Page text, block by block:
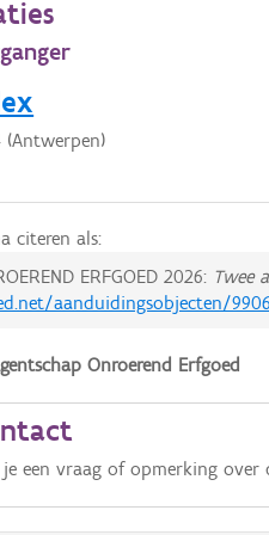
citeren als:
ERFGOED 2026: Twee
aanduidingsobjecten/
Onroerend Erfgoed
je een vraag of opmerking over